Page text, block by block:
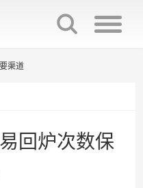
渠道
回炉次数保